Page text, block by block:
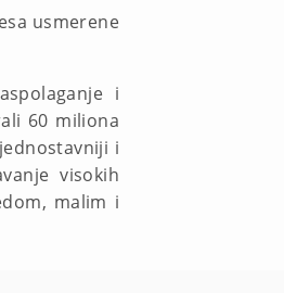
usmerene
i
60 miliona
i
visokih
malim i